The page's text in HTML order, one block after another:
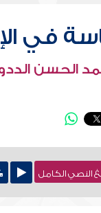
في
الحسن
النصي الكامل